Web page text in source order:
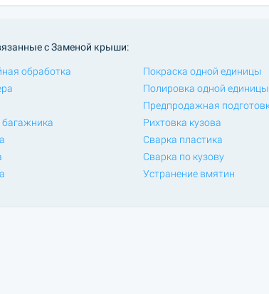
с Заменой крыши:
обработка
Покраска одной единицы
Полировка одной единицы
Предпродажная
Рихтовка кузова
Сварка пластика
Сварка по кузову
Устранение вмятин